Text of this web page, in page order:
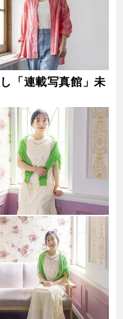
「連載写真館」未